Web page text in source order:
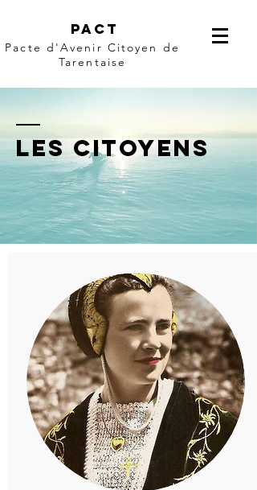
pact
Pacte d'Avenir Citoyen de
Tarentaise
Les citoyens